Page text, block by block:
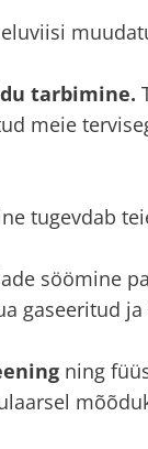
tarbimine.
meie
tugevdab
söömine
gaseeritud
ning